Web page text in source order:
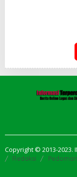
Copyright © 2013-2023.
Redaksi